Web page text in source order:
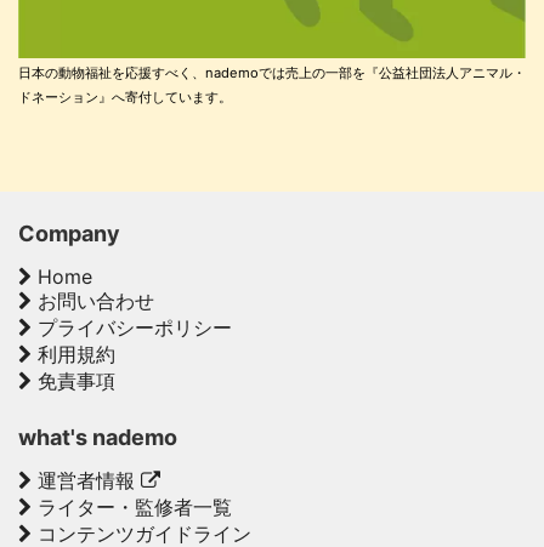
日本の動物福祉を応援すべく、nademoでは売上の一部を『公益社団法人アニマル・
ドネーション』へ寄付しています。
Company
Home
お問い合わせ
プライバシーポリシー
利用規約
免責事項
what's nademo
運営者情報
ライター・監修者一覧
コンテンツガイドライン